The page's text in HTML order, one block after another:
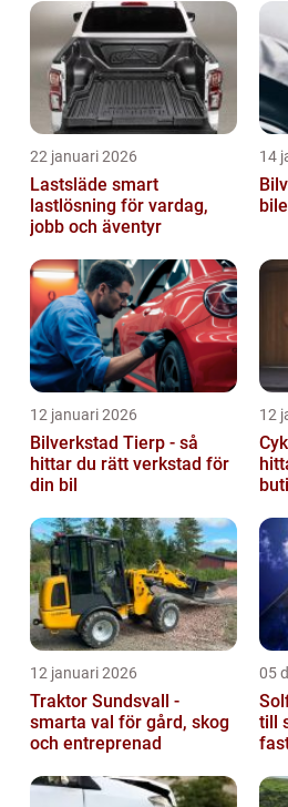
22 januari 2026
Lastsläde smart
lastlösning för vardag,
jobb och äventyr
14
12 januari 2026
Bilverkstad Tierp - så
hittar du rätt verkstad för
din bil
12
12 januari 2026
Traktor Sundsvall -
smarta val för gård, skog
och entreprenad
05
till